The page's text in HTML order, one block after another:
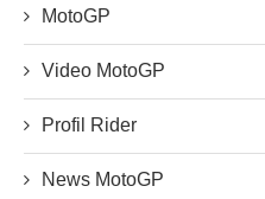
MotoGP
Video MotoGP
Profil Rider
News MotoGP